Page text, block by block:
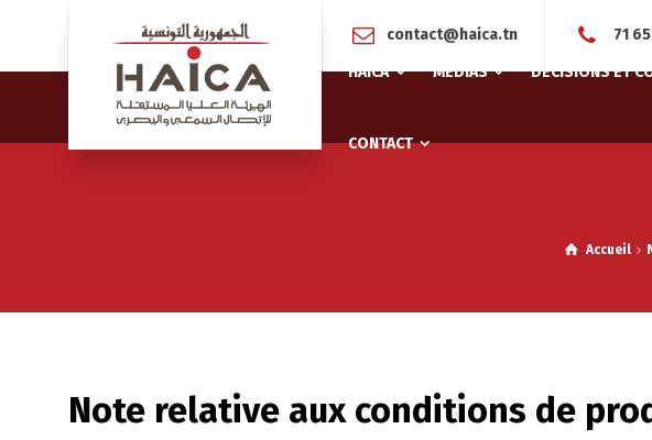
contact@haica.tn 71
HAICA MÉDIAS DÉCISIONS ET
CONTACT
Accueil
Note relative aux conditions de